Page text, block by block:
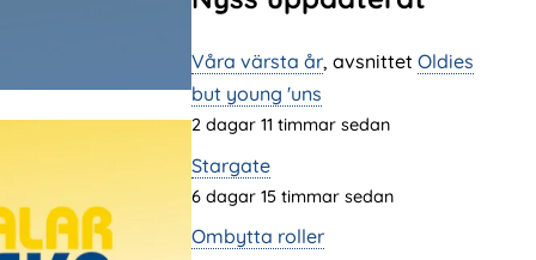
Våra värsta år, avsnittet Oldies
but young 'uns
2 dagar 11 timmar sedan
Stargate
6 dagar 15 timmar sedan
Ombytta roller